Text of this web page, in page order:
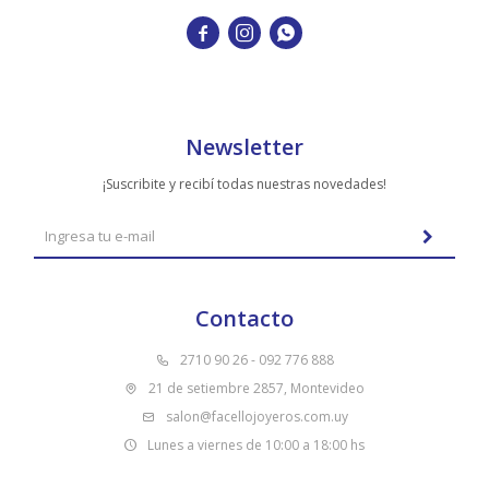
  
Contacto
2710 90 26 - 092 776 888
21 de setiembre 2857, Montevideo
salon@facellojoyeros.com.uy
Lunes a viernes de 10:00 a 18:00 hs
Newsletter
¡Suscribite y recibí todas nuestras novedades!